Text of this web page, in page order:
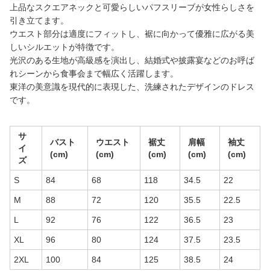
上品なスクエアネックと可愛らしいパフスリーブが女性らしさを
引き立てます。
ウエスト部分は適度にフィットし、裾に向かって優雅に広がる美
しいシルエットが特徴です。
光沢のある生地が高級感を演出し、結婚式や披露宴などのお呼ば
れシーンから食事会まで幅広く活躍します。
東洋の美意識を現代的に表現した、洗練されたデザインのドレス
です。
サ
イ
ズ
バスト
(cm)
ウエスト
(cm)
裾丈
(cm)
肩幅
(cm)
袖丈
(cm)
S 84 68 118 34.5 22
M 88 72 120 35.5 22.5
L 92 76 122 36.5 23
XL 96 80 124 37.5 23.5
2XL 100 84 125 38.5 24